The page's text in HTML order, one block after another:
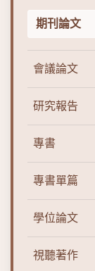
期刊論文
會議論文
研究報告
專書
專書單篇
學位論文
視聽著作